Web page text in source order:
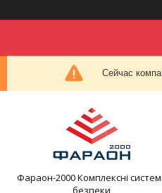
Сейчас
Фараон-2000 Комплексні
безпеки